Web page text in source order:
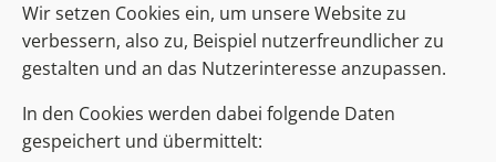
Wir setzen Cookies ein, um unsere Website zu
verbessern, also zu, Beispiel nutzerfreundlicher zu
gestalten und an das Nutzerinteresse anzupassen.
In den Cookies werden dabei folgende Daten
gespeichert und übermittelt: